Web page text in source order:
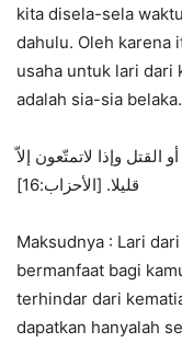
kita disela-sela
dahulu. Oleh karena
usaha untuk lari dari
adalah sia-sia belaka.
وإذا لاتمتّعون إلاّ
قليلا. [الأحزاب:16]
Maksudnya : Lari
bermanfaat bagi
terhindar dari
dapatkan hanyalah